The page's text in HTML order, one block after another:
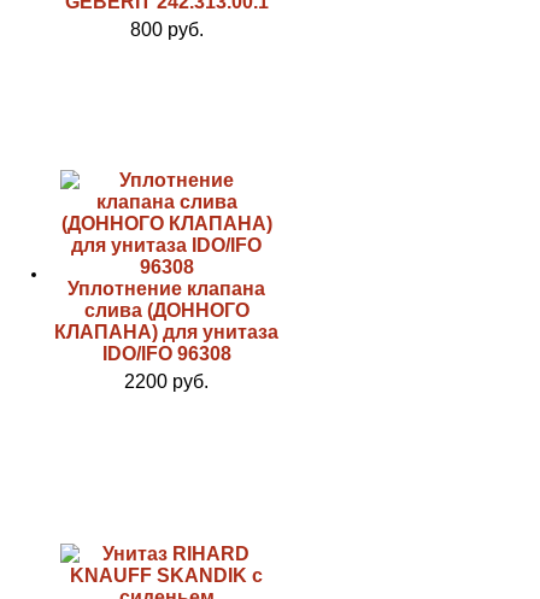
800 руб.
Уплотнение клапана
слива (ДОННОГО
КЛАПАНА) для унитаза
IDO/IFO 96308
2200 руб.